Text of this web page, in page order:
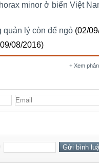
minor ở biển Việt
quản lý còn để ngỏ (02/
08/2016)
+ Xem